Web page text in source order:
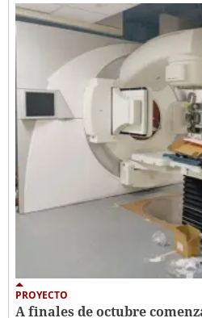
PROYECTO
A finales de octubre